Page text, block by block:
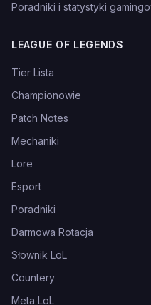
Poradniki i statystyki
LEAGUE OF LEGENDS
Tier Lista
Championowie
Patch Notes
Mechaniki
Lore
Esport
Poradniki
Darmowa Rotacja
Słownik LoL
Countery
Meta LoL